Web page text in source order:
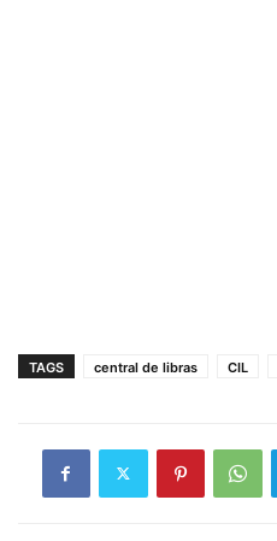
TAGS central de libras CIL